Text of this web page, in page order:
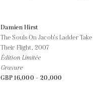
Damien Hirst
The Souls On Jacob’s Ladder Take
Their Flight,2007
Édition Limitée
Gravure
GBP 16,000 - 20,000